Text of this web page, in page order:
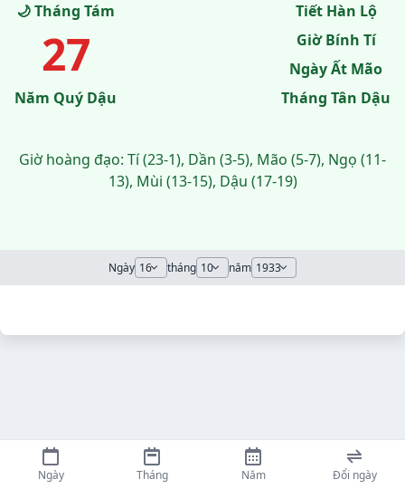
🌙 Tháng Tám
27
Năm Quý Dậu
Tiết Hàn Lộ
Giờ Bính Tí
Ngày Ất Mão
Tháng Tân Dậu
Giờ hoàng đạo: Tí (23-1), Dần (3-5), Mão (5-7), Ngọ (11-
13), Mùi (13-15), Dậu (17-19)
Ngày tháng năm
Ngày Tháng Năm Đổi ngày